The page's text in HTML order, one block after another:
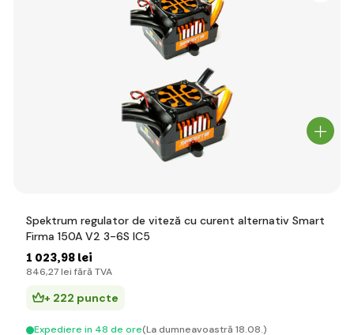
Spektrum regulator de viteză cu curent alternativ Smart
Firma 150A V2 3-6S IC5
1 023,98 lei
846,27 lei fără TVA
+ 222 puncte
Expediere in 48 de ore(La dumneavoastră 18.08.)